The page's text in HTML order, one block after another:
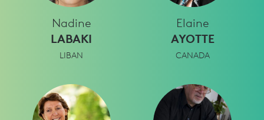
Nadine
LABAKI
LIBAN
Elaine
AYOTTE
CANADA